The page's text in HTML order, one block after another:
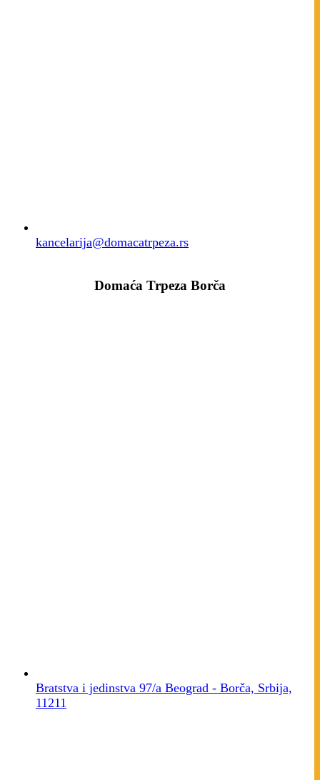
kancelarija@domacatrpeza.rs
Domaća Trpeza Borča
Bratstva i jedinstva 97/a Beograd - Borča, Srbija,
11211